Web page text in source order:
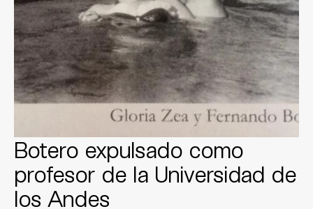
Botero expulsado como
profesor de la Universidad de
los Andes